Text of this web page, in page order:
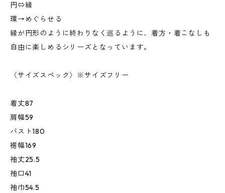
円⇔縁
環→めぐらせる
縁が円形のように終わりなく巡るように、着方・着こなしも
自由に楽しめるシリーズとなっています。
〈サイズスペック〉※サイズフリー
着丈87
肩幅59
バスト180
裾幅169
袖丈25.5
袖口41
袖巾54.5